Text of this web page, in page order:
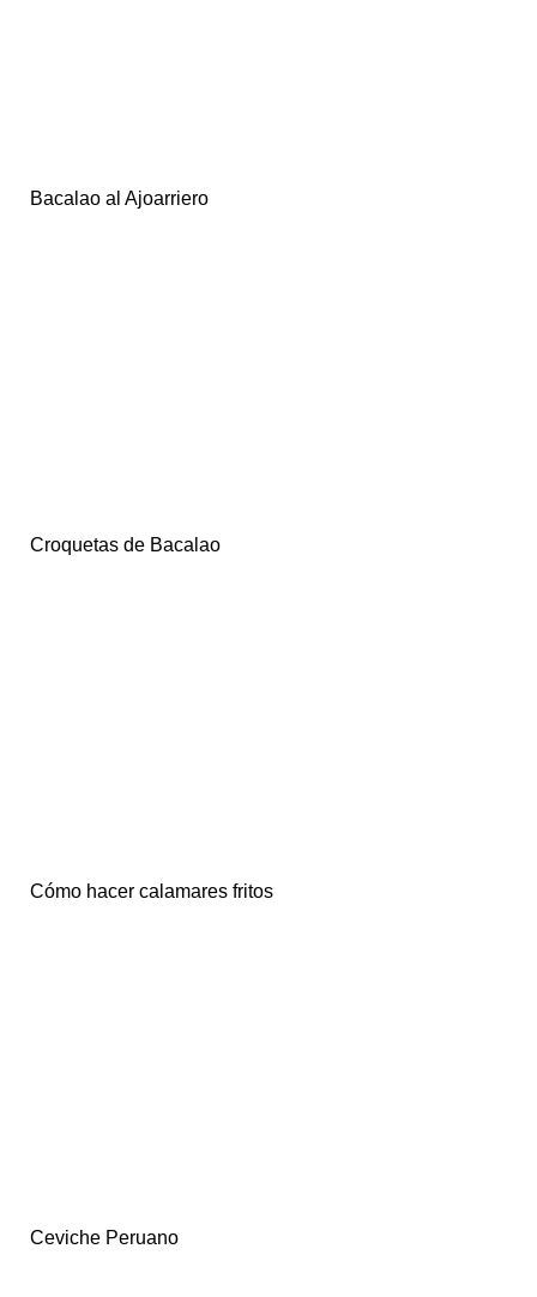
Bacalao al Ajoarriero
Croquetas de Bacalao
Cómo hacer calamares fritos
Ceviche Peruano